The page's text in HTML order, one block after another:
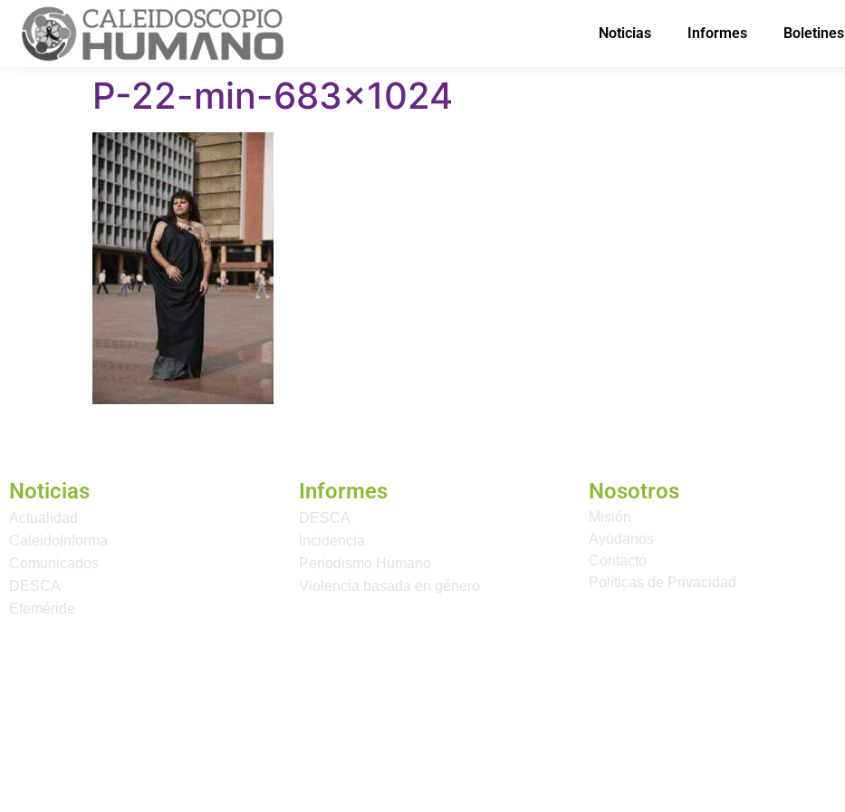
Noticias Informes Boletines
P-22-min-683×1024
Noticias
Actualidad
CaleidoInforma
Comunicados
DESCA
Efeméride
Informes
DESCA
Incidencia
Periodismo Humano
Violencia basada en género
Nosotros
Misión
Ayúdanos
Contacto
Políticas de Privacidad